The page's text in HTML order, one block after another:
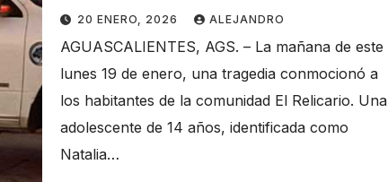
Relicario
20 ENERO, 2026 ALEJANDRO
AGUASCALIENTES, AGS. – La mañana de este
lunes 19 de enero, una tragedia conmocionó a
los habitantes de la comunidad El Relicario. Una
adolescente de 14 años, identificada como
Natalia…